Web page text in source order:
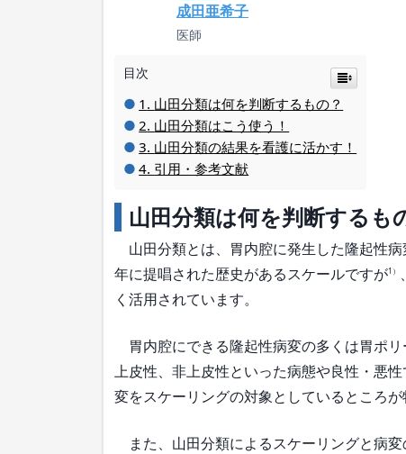
成田亜希子
医師
目次
山田分類は何を判断するもの？
山田分類はこう使う！
山田分類の結果を看護に活かす！
引用・参考文献
山田分類は何を判断するも
山田分類とは、胃内腔に発生した隆起性
年に提唱された歴史があるスケールですが1）
く活用されています。
胃内腔にできる隆起性病変の多くは胃ポリ
上皮性、非上皮性といった病態や良性・悪
変をスケーリングの対象としているところが
また、山田分類によるスケーリングと病